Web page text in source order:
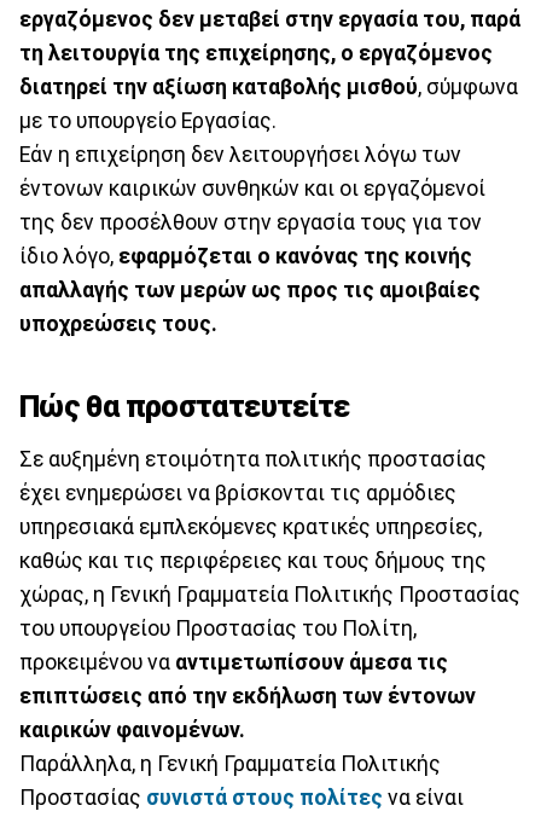
εργαζόμενος δεν μεταβεί στην εργασία του, παρά
τη λειτουργία της επιχείρησης, ο εργαζόμενος
διατηρεί την αξίωση καταβολής μισθού, σύμφωνα
με το υπουργείο Εργασίας.
Εάν η επιχείρηση δεν λειτουργήσει λόγω των
έντονων καιρικών συνθηκών και οι εργαζόμενοί
της δεν προσέλθουν στην εργασία τους για τον
ίδιο λόγο, εφαρμόζεται ο κανόνας της κοινής
απαλλαγής των μερών ως προς τις αμοιβαίες
υποχρεώσεις τους.
Πώς θα προστατευτείτε
Σε αυξημένη ετοιμότητα πολιτικής προστασίας
έχει ενημερώσει να βρίσκονται τις αρμόδιες
υπηρεσιακά εμπλεκόμενες κρατικές υπηρεσίες,
καθώς και τις περιφέρειες και τους δήμους της
χώρας, η Γενική Γραμματεία Πολιτικής Προστασίας
του υπουργείου Προστασίας του Πολίτη,
προκειμένου να αντιμετωπίσουν άμεσα τις
επιπτώσεις από την εκδήλωση των έντονων
καιρικών φαινομένων.
Παράλληλα, η Γενική Γραμματεία Πολιτικής
Προστασίας συνιστά στους πολίτες να είναι